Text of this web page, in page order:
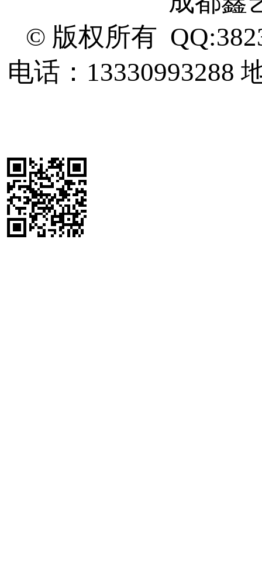
© 版权所有
电话：13330993288